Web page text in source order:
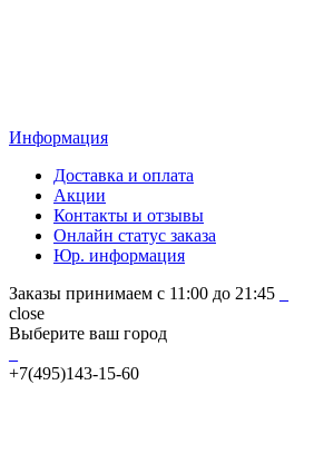
Информация
Доставка и оплата
Акции
Контакты и отзывы
Онлайн статус заказа
Юр. информация
Заказы принимаем с 11:00 до 21:45
close
Выберите ваш город
+7(495)143-15-60